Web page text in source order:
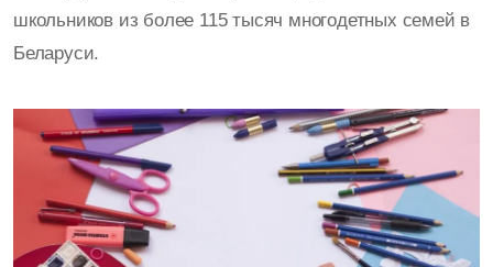
школьников из более 115 тысяч многодетных семей в
Беларуси.